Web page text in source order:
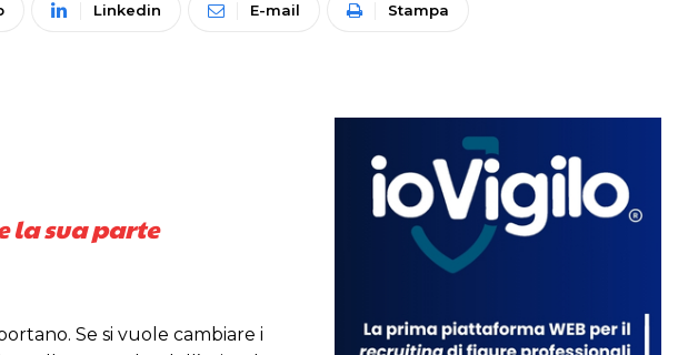
Linkedin E-mail Stampa
la sua parte
Se si vuole cambiare i